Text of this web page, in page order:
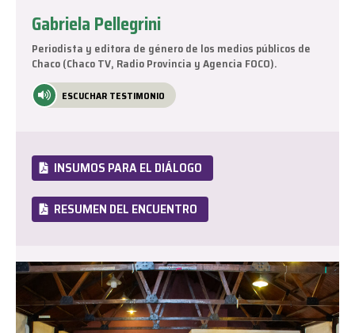
Gabriela Pellegrini
Periodista y editora de género de los medios públicos de
Chaco (Chaco TV, Radio Provincia y Agencia FOCO).
ESCUCHAR TESTIMONIO
INSUMOS PARA EL DIÁLOGO
RESUMEN DEL ENCUENTRO